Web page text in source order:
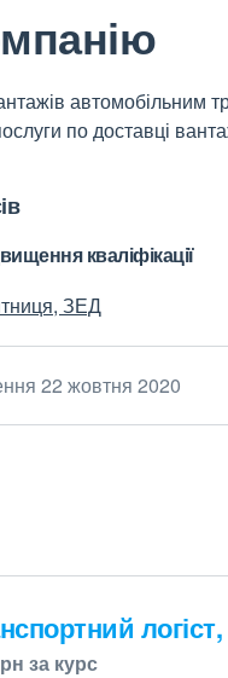
автомобільним
по доставці
кваліфікації
ЗЕД
22 жовтня 2020
за курс